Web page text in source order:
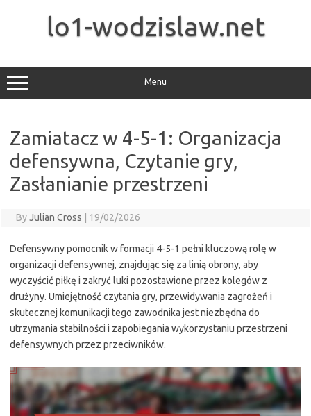
lo1-wodzislaw.net
Menu
Zamiatacz w 4-5-1: Organizacja
defensywna, Czytanie gry,
Zasłanianie przestrzeni
ByJulian Cross 19/02/2026
Defensywny pomocnik w formacji 4-5-1 pełni kluczową rolę w
organizacji defensywnej, znajdując się za linią obrony, aby
wyczyścić piłkę i zakryć luki pozostawione przez kolegów z
drużyny. Umiejętność czytania gry, przewidywania zagrożeń i
skutecznej komunikacji tego zawodnika jest niezbędna do
utrzymania stabilności i zapobiegania wykorzystaniu przestrzeni
defensywnych przez przeciwników.